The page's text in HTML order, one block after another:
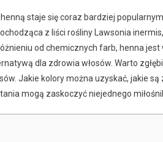
henną staje się coraz bardziej
z liści rośliny Lawsonia
od chemicznych farb, henna
dla zdrowia włosów. Warto
Jakie kolory można uzyskać, jakie
mogą zaskoczyć niejednego